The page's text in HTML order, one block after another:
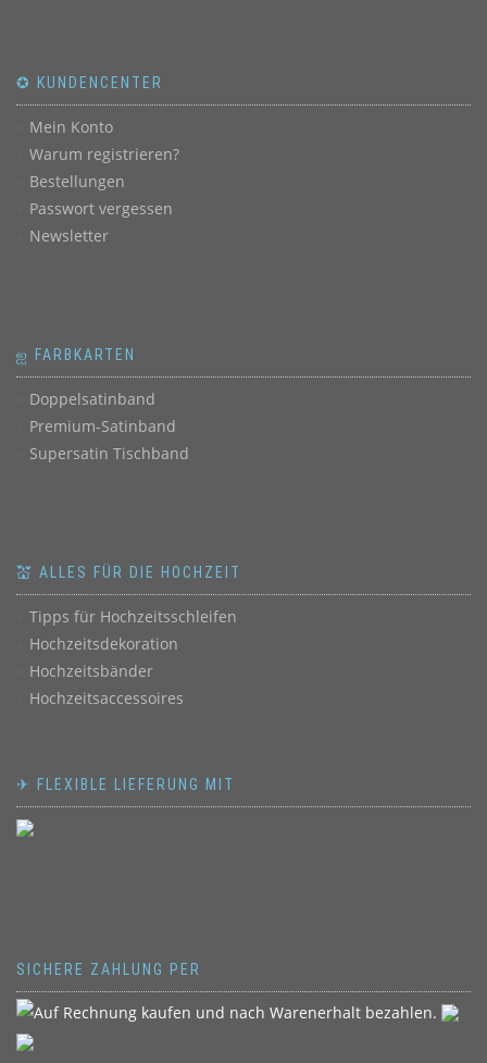
✪ KUNDENCENTER
Mein Konto
Warum registrieren?
Bestellungen
Passwort vergessen
Newsletter
ஐ FARBKARTEN
Doppelsatinband
Premium-Satinband
Supersatin Tischband
💒 ALLES FÜR DIE HOCHZEIT
Tipps für Hochzeitsschleifen
Hochzeitsdekoration
Hochzeitsbänder
Hochzeitsaccessoires
✈ FLEXIBLE LIEFERUNG MIT
SICHERE ZAHLUNG PER